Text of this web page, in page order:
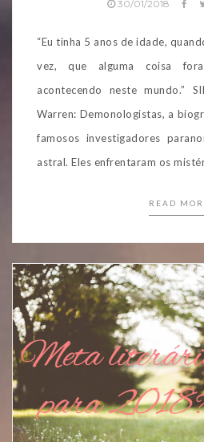
30/01/2018
“Eu tinha 5 anos de idade,
vez, que alguma coisa
acontecendo neste mundo.”
Warren: Demonologistas, a
famosos investigadores
astral. Eles enfrentaram os
READ